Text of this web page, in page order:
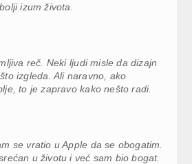
izum života.
reč. Neki ljudi misle da dizajn
izgleda. Ali naravno, ako
to je zapravo kako nešto radi.
se vratio u Apple da se obogatim.
u životu i već sam bio bogat.